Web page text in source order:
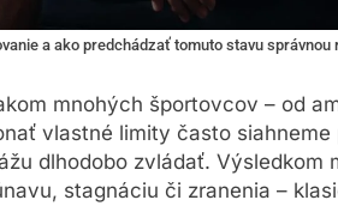
a ako predchádzať tomuto stavu správnou
mnohých športovcov – od
vlastné limity často
dlhodobo zvládať. Výsledkom
stagnáciu či zranenia –